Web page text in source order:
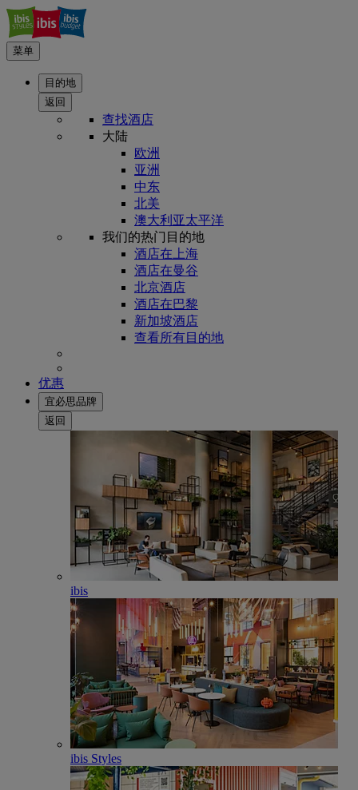
菜单
目的地
返回
查找酒店
大陆
欧洲
亚洲
中东
北美
澳大利亚太平洋
我们的热门目的地
酒店在上海
酒店在曼谷
北京酒店
酒店在巴黎
新加坡酒店
查看所有目的地
优惠
宜必思品牌
返回
ibis
ibis Styles